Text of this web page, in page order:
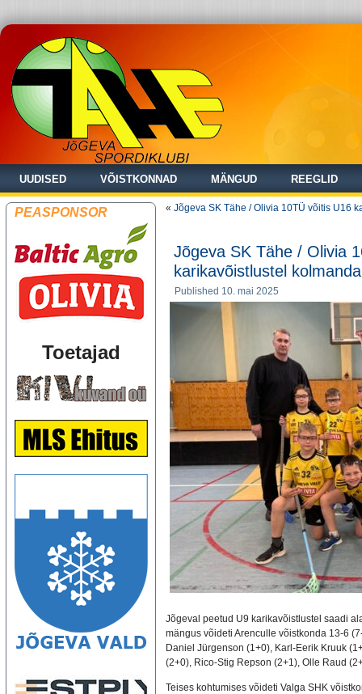
UUDISED VÕISTKONNAD MÄNGUD REEGLID
PEASPONSOR
Toetajad
« Jõgeva SK Tähe / Olivia 10TÜ võitis U16
Jõgeva SK Tähe / Olivia
karikavõistlustel
Published 10. mai 2025
Jõgeval peetud U9 karikavõistlustel saadi
mängus võideti Arenculle võistkonda 13-6
Daniel Jürgenson (1+0), Karl-Eerik Kruuk
(2+0), Rico-Stig Repson (2+1), Olle Raud
Teises kohtumises võideti Valga SHK